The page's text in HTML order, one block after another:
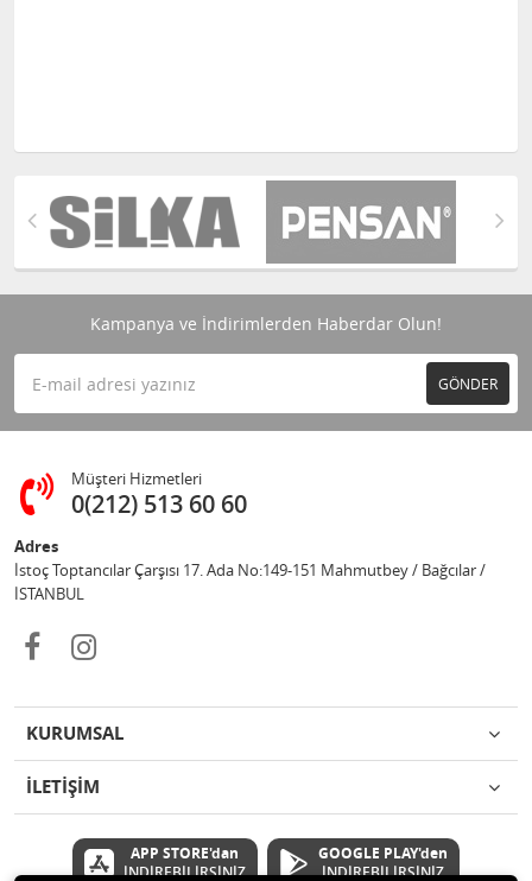
Kampanya ve İndirimlerden Haberdar Olun!
GÖNDER
Müşteri Hizmetleri
0(212) 513 60 60
Adres
İstoç Toptancılar Çarşısı 17. Ada No:149-151 Mahmutbey / Bağcılar /
İSTANBUL
KURUMSAL
İLETİŞİM
APP STORE'dan
İNDİREBİLİRSİNİZ
GOOGLE PLAY'den
İNDİREBİLİRSİNİZ